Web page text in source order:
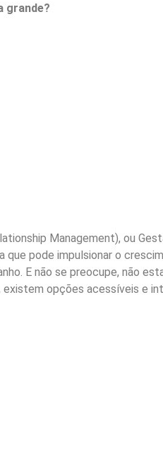
grande?
Management), ou
que pode impulsionar o
E não se preocupe, não
opções acessíveis e